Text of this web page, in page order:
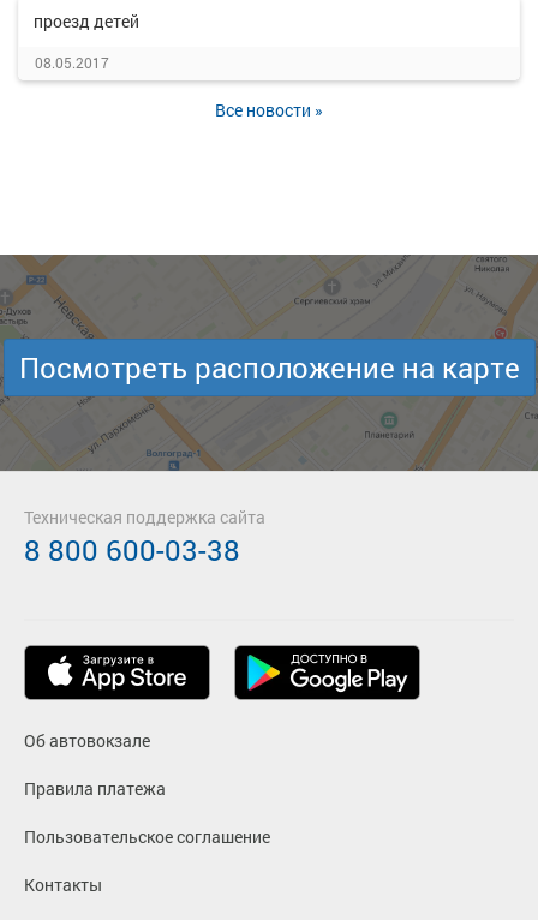
проезд детей
08.05.2017
Все новости »
Посмотреть расположение на карте
Об автовокзале
Правила платежа
Пользовательское соглашение
Контакты
Техническая поддержка сайта
8 800 600-03-38